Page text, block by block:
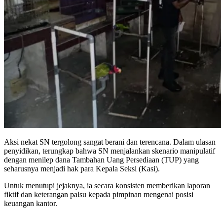
Aksi nekat SN tergolong sangat berani dan terencana. Dalam ulasan
penyidikan, terungkap bahwa SN menjalankan skenario manipulatif
dengan menilep dana Tambahan Uang Persediaan (TUP) yang
seharusnya menjadi hak para Kepala Seksi (Kasi).
Untuk menutupi jejaknya, ia secara konsisten memberikan laporan
fiktif dan keterangan palsu kepada pimpinan mengenai posisi
keuangan kantor.